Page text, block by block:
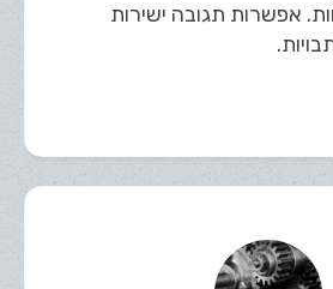
אפשרות תגובה ישירות